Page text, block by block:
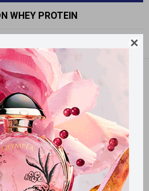

WHEY PROTEIN
Whey Protein Quitar filtros